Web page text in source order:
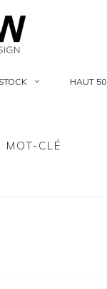
HAUT 50
MOT-CLÉ